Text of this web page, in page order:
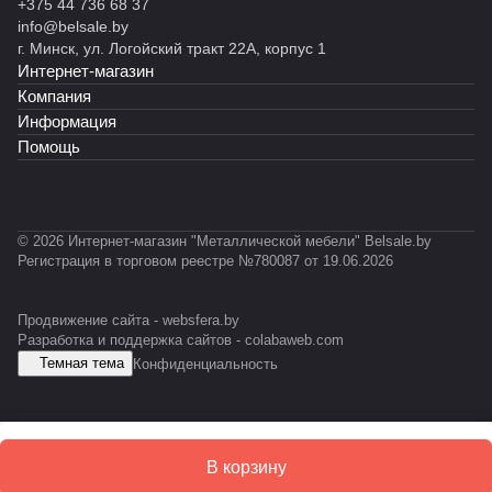
ы
й
С
Т
Ф
й
-
P
R
O
ы
й
С
Т
Ф
У
ы
й
С
К
У
ы
й
С
У
М
й
Т
-
0
D
В корзину
+375 44 736 68 37
info@belsale.by
г. Минск, ул. Логойский тракт 22А, корпус 1
Интернет-магазин
Компания
Информация
Помощь
© 2026 Интернет-магазин "Металлической мебели" Belsale.by
Регистрация в торговом реестре №780087 от 19.06.2026
Продвижение сайта - websfera.by
Разработка и поддержка сайтов - colabaweb.com
Темная тема
Конфиденциальность